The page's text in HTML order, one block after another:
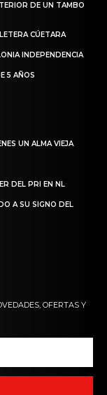
DE UN TAMBO
CÚETARA
INDEPENDENCIA
5 AÑOS
UN ALMA VIEJA
DEL PRI EN NL
A SU SIGNO DEL
OFERTAS Y